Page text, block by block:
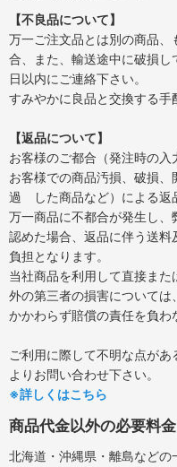
【不良品について】
万一ご注文品とは別の商品
合、また、輸送途中に破損
日以内にご連絡下さい。
すみやかに良品と交換する手
【返品について】
お客様のご都合（発注時の
お客様での商品汚損、破損
過 した商品など）による返
万一商品に不都合が発生し
認めた場合、返品に伴う送
負担となります。
当社商品を利用して直接ま
外の第三者の損害について
かかわらず賠償の責任を負わ
ご利用に際して不明な点が
よりお問い合わせ下さい。
※詳しくはこちら
商品代金以外の必要料金
北海道・沖縄県・離島など